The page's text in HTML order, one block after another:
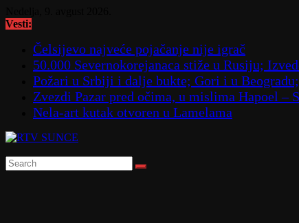
to
Vesti:
Čelsijevo najveće pojačanje nije igrač
50.000 Severnokorejanaca stiže u Rusiju;
Požari u Srbiji i dalje bukte; Gori i u
Zvezdi Pazar pred očima, u mislima Hapoel –
Nela-art kutak otvoren u Lamelama